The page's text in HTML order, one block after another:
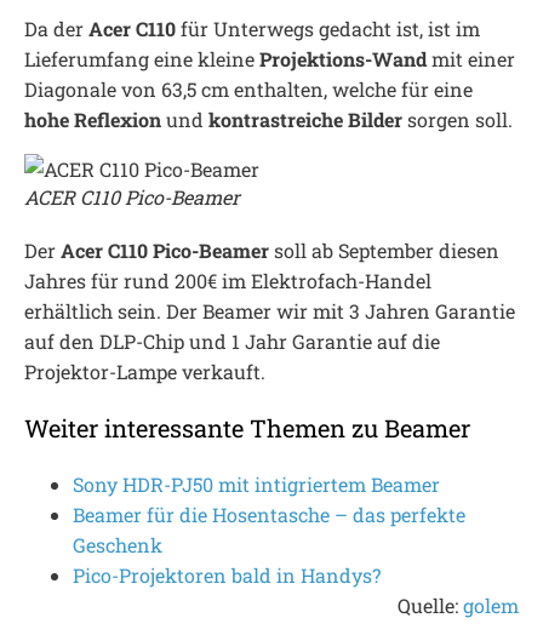
Da derAcer C110für Unterwegs gedacht ist, ist im
Lieferumfang eine kleineProjektions-Wandmit einer
Diagonale von 63,5 cm enthalten, welche für eine
hohe Reflexionund kontrastreiche Bildersorgen soll.
ACER C110 Pico-Beamer
DerAcer C110 Pico-Beamersoll ab September diesen
Jahres für rund 200€ im Elektrofach-Handel
erhältlich sein. Der Beamer wir mit 3 Jahren Garantie
auf den DLP-Chip und 1 Jahr Garantie auf die
Projektor-Lampe verkauft.
Weiter interessante Themen zu Beamer
Sony HDR-PJ50 mit intigriertem Beamer
Beamer für die Hosentasche – das perfekte
Geschenk
Pico-Projektoren bald in Handys?
Quelle:golem